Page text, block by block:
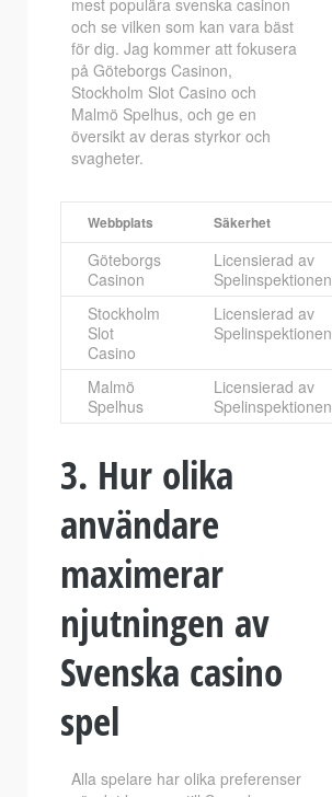
mest populära svenska casinon
och se vilken som kan vara bäst
för dig. Jag kommer att fokusera
på Göteborgs Casinon,
Stockholm Slot Casino och
Malmö Spelhus, och ge en
översikt av deras styrkor och
svagheter.
Webbplats Säkerhet
Göteborgs
Casinon
Licensierad av
Spelinspektionen
Stockholm
Slot
Casino
Licensierad av
Spelinspektionen
Malmö
Spelhus
Licensierad av
Spelinspektionen
3. Hur olika
användare
maximerar
njutningen av
Svenska casino
spel
Alla spelare har olika preferenser